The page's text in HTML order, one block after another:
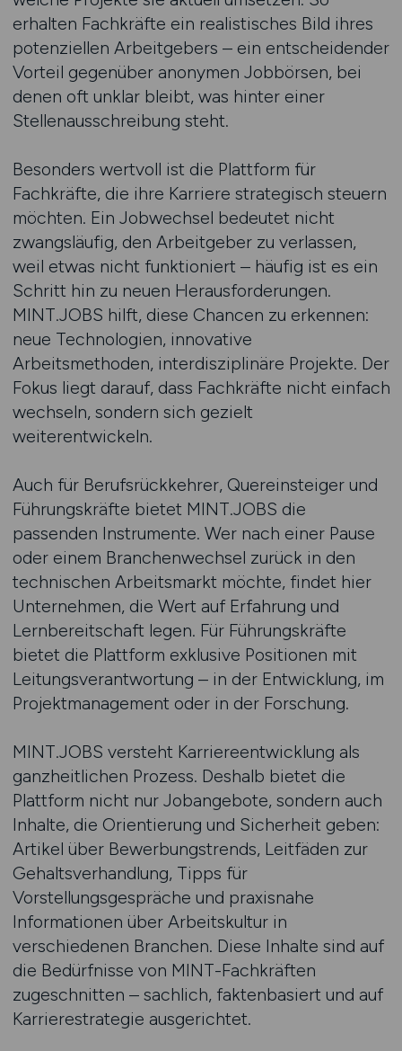
erhalten Fachkräfte ein realistisches Bild ihres
potenziellen Arbeitgebers – ein entscheidender
Vorteil gegenüber anonymen Jobbörsen, bei
denen oft unklar bleibt, was hinter einer
Stellenausschreibung steht.
Besonders wertvoll ist die Plattform für
Fachkräfte, die ihre Karriere strategisch steuern
möchten. Ein Jobwechsel bedeutet nicht
zwangsläufig, den Arbeitgeber zu verlassen,
weil etwas nicht funktioniert – häufig ist es ein
Schritt hin zu neuen Herausforderungen.
MINT.JOBS hilft, diese Chancen zu erkennen:
neue Technologien, innovative
Arbeitsmethoden, interdisziplinäre Projekte. Der
Fokus liegt darauf, dass Fachkräfte nicht einfach
wechseln, sondern sich gezielt
weiterentwickeln.
Auch für Berufsrückkehrer, Quereinsteiger und
Führungskräfte bietet MINT.JOBS die
passenden Instrumente. Wer nach einer Pause
oder einem Branchenwechsel zurück in den
technischen Arbeitsmarkt möchte, findet hier
Unternehmen, die Wert auf Erfahrung und
Lernbereitschaft legen. Für Führungskräfte
bietet die Plattform exklusive Positionen mit
Leitungsverantwortung – in der Entwicklung, im
Projektmanagement oder in der Forschung.
MINT.JOBS versteht Karriereentwicklung als
ganzheitlichen Prozess. Deshalb bietet die
Plattform nicht nur Jobangebote, sondern auch
Inhalte, die Orientierung und Sicherheit geben:
Artikel über Bewerbungstrends, Leitfäden zur
Gehaltsverhandlung, Tipps für
Vorstellungsgespräche und praxisnahe
Informationen über Arbeitskultur in
verschiedenen Branchen. Diese Inhalte sind auf
die Bedürfnisse von MINT-Fachkräften
zugeschnitten – sachlich, faktenbasiert und auf
Karrierestrategie ausgerichtet.